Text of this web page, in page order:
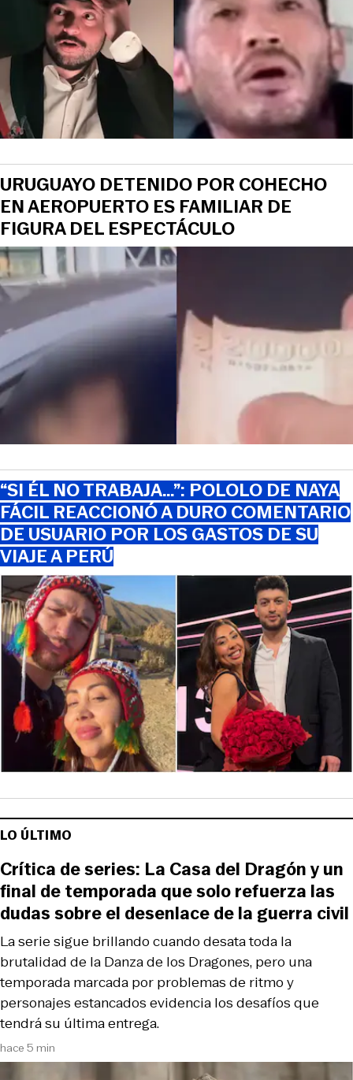
URUGUAYO DETENIDO POR COHECHO
EN AEROPUERTO ES FAMILIAR DE
FIGURA DEL ESPECTÁCULO
“SI ÉL NO TRABAJA…”: POLOLO DE NAYA
FÁCIL REACCIONÓ A DURO COMENTARIO
DE USUARIO POR LOS GASTOS DE SU
VIAJE A PERÚ
LO ÚLTIMO
hace 5 min
La serie sigue brillando cuando desata toda la
brutalidad de la Danza de los Dragones, pero una
temporada marcada por problemas de ritmo y
personajes estancados evidencia los desafíos que
tendrá su última entrega.
Crítica de series: La Casa del Dragón y un
final de temporada que solo refuerza las
dudas sobre el desenlace de la guerra civil